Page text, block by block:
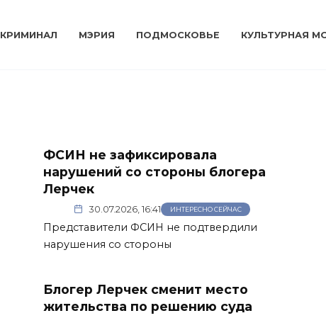
КРИМИНАЛ МЭРИЯ ПОДМОСКОВЬЕ КУЛЬТУРНАЯ
ФСИН не зафиксировала
нарушений со стороны блогера
Лерчек
30.07.2026, 16:41 ИНТЕРЕСНО СЕЙЧАС
Представители ФСИН не подтвердили
нарушения со стороны
Блогер Лерчек сменит место
жительства по решению суда